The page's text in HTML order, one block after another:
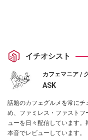
イチオシスト
カフェマニア /
ASK
話題のカフェグルメを常にチ
め、ファミレス・ファスト
ューを日々配信しています
本音でレビューしています。